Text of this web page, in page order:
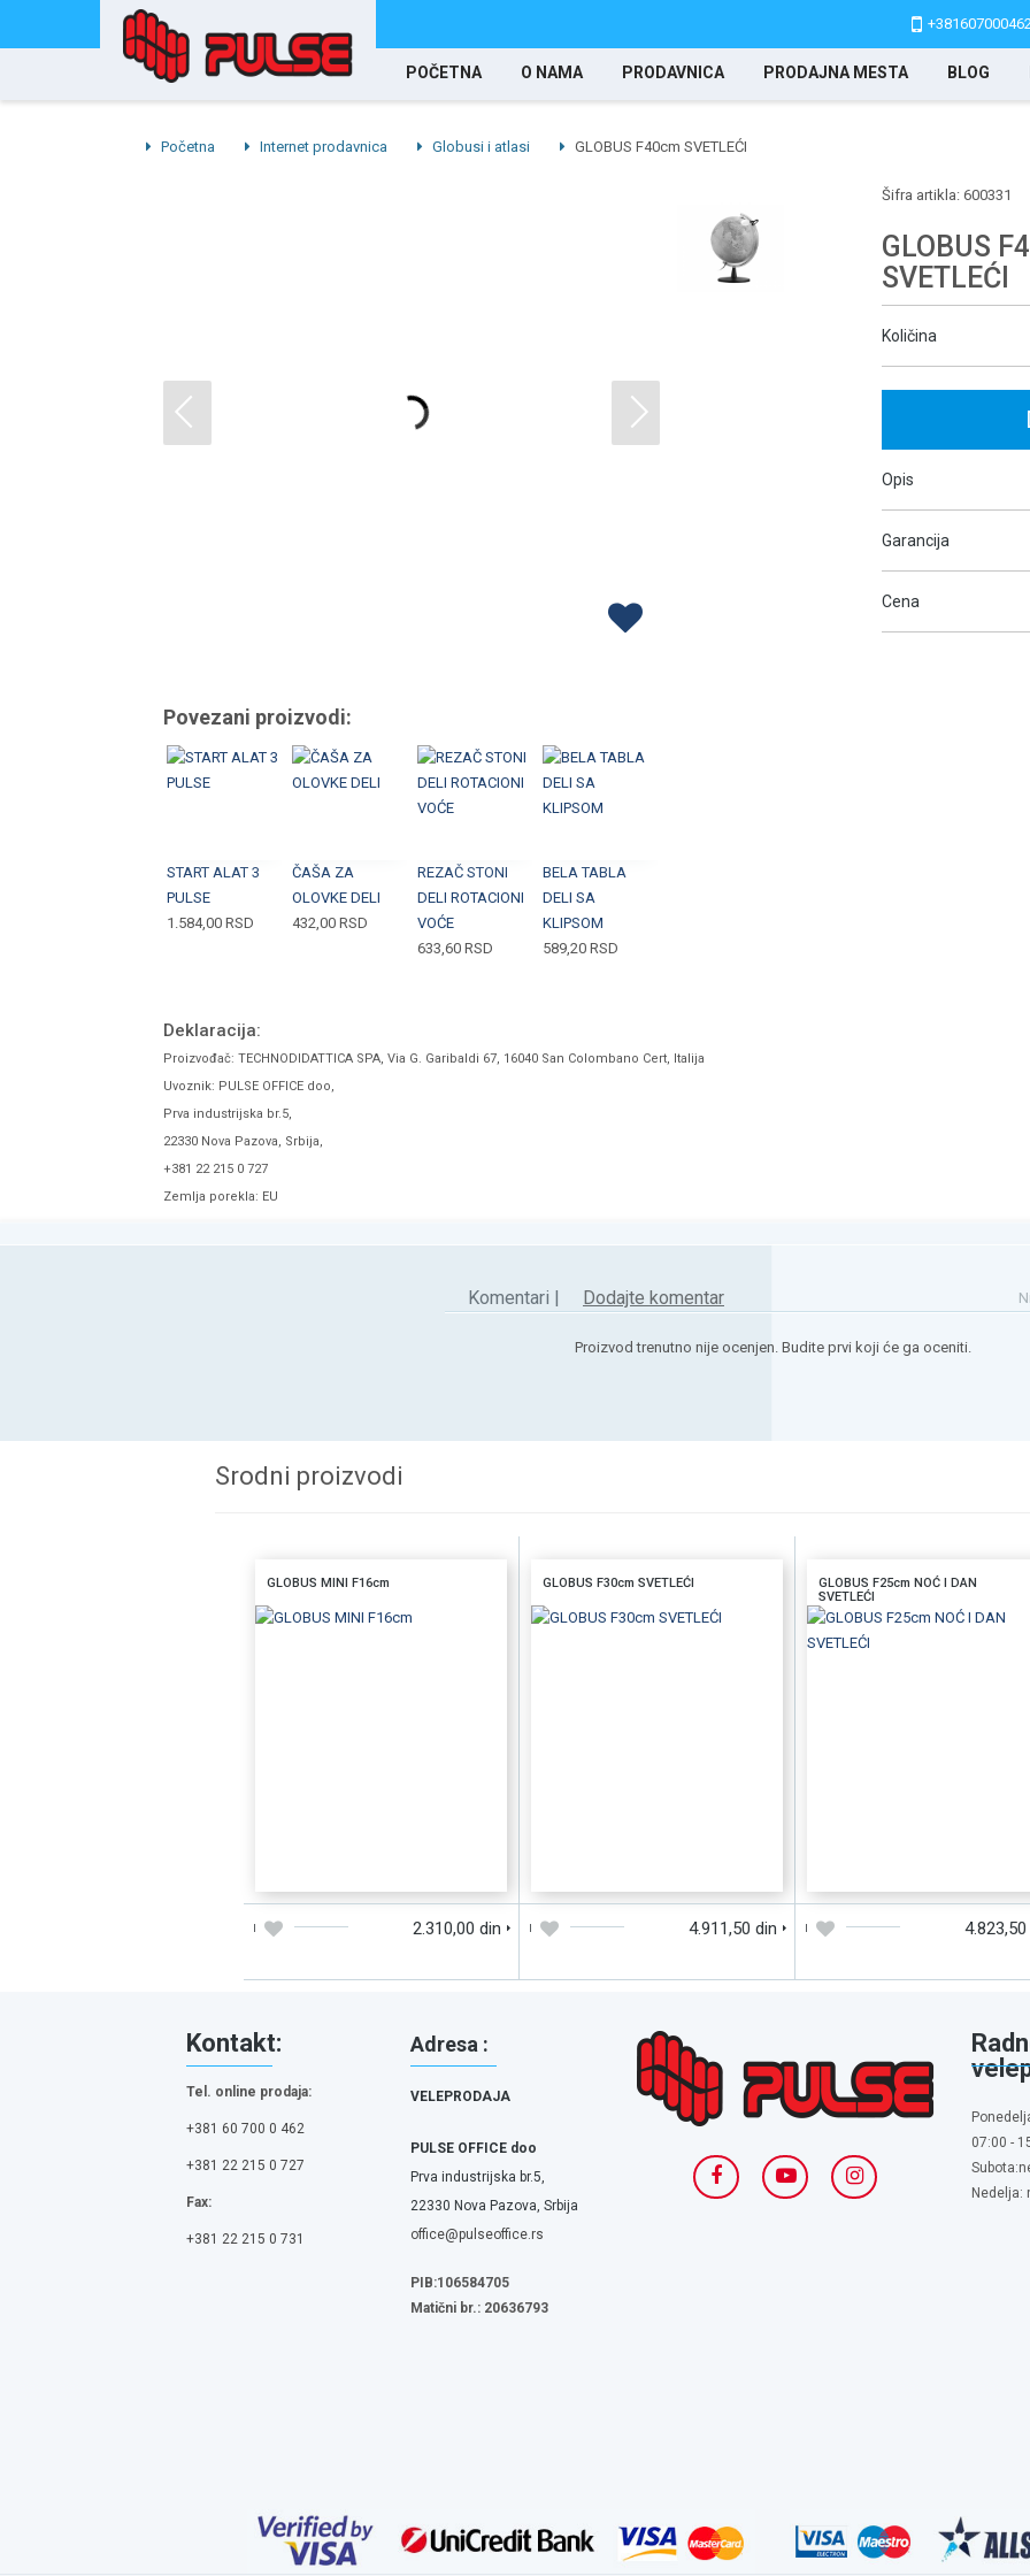
POČETNA O NAMA PRODAVNICA PRODAJNA MESTA BLOG
Početna Internet prodavnica Globusi i atlasi GLOBUS F40cm SVETLEĆI
Povezani proizvodi:
START ALAT 3
PULSE
1.584,00 RSD
ČAŠA ZA
OLOVKE DELI
432,00 RSD
REZAČ STONI
DELI ROTACIONI
VOĆE
633,60 RSD
BELA TABLA
DELI SA
KLIPSOM
589,20 RSD
Deklaracija:
Proizvođač: TECHNODIDATTICA SPA, Via G. Garibaldi 67, 16040 San Colombano Cert, Italija
Uvoznik: PULSE OFFICE doo,
Prva industrijska br.5,
22330 Nova Pazova, Srbija,
+381 22 215 0 727
Zemlja porekla: EU
Šifra artikla: 600331
GLOBUS
SVETLEĆI
Količina
Opis
Garancija
Cena
Komentari | Dodajte komentar
Proizvod trenutno nije ocenjen. Budite prvi koji će ga oceniti.
Srodni proizvodi
GLOBUS MINI F16cm
2.310,00 din
GLOBUS F30cm SVETLEĆI
4.911,50 din
GLOBUS F25cm NOĆ I DAN
SVETLEĆI
4.823,50
Kontakt:
Tel. online prodaja:
+381 60 700 0 462
+381 22 215 0 727
Fax:
+381 22 215 0 731
Adresa :
VELEPRODAJA
PULSE OFFICE doo
Prva industrijska br.5,
22330 Nova Pazova, Srbija
office@pulseoffice.rs
PIB:106584705
Matični br.: 20636793
07:00 -
Nedelja: